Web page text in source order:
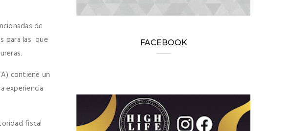
de
para las que
contiene un
experiencia
fiscal
FACEBOOK